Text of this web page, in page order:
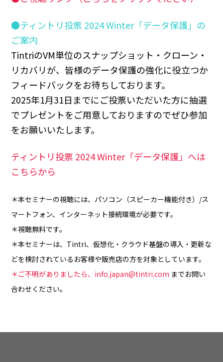
●ティントリ投票 2024 Winter「データ保護」の
ご案内
TintriのVM単位のスナップショット・クローン・
リカバリが、皆様のデータ保護の強化に役立つか
フィードバックをお待ちしております。
2025年1月31日までにご投票いただいた方に抽選
でプレゼントをご用意しておりますのでぜひ参加
をお願いいたします。
ティントリ投票 2024 Winter「データ保護」へは
こちらから
＊本セミナーの視聴には、パソコン（スピーカー機能付き）/ス
マートフォン、インターネット接続環境が必要です。
＊視聴無料です。
＊本セミナーは、Tintri、仮想化・クラウド基盤の導入・更新な
どを検討されているお客様や販売店の方を対象としています。
＊ご不明がありましたら、info.japan@tintri.com までお問い
合わせください。